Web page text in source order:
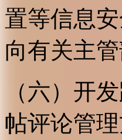
置等信息
向有关主管
（六）开
帖评论管